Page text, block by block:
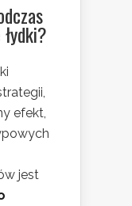
efekt,
jest